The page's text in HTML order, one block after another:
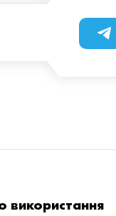
використання